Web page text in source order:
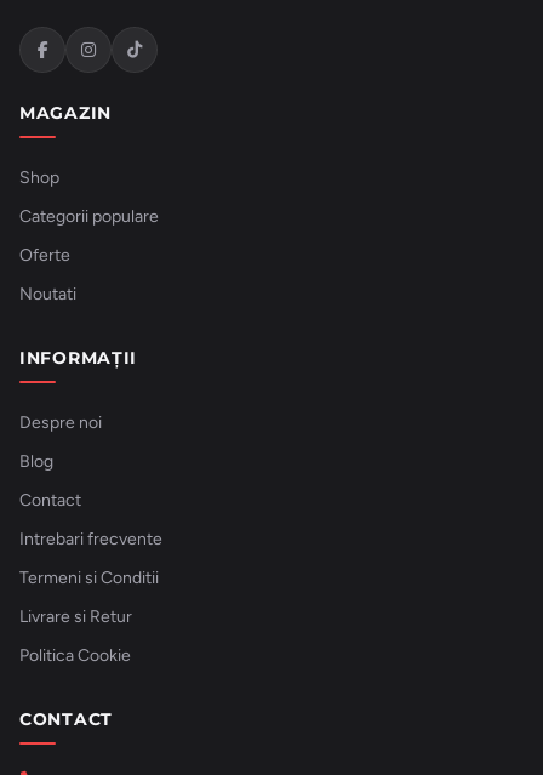
MAGAZIN
Shop
Categorii populare
Oferte
Noutati
INFORMAȚII
Despre noi
Blog
Contact
Intrebari frecvente
Termeni si Conditii
Livrare si Retur
Politica Cookie
CONTACT